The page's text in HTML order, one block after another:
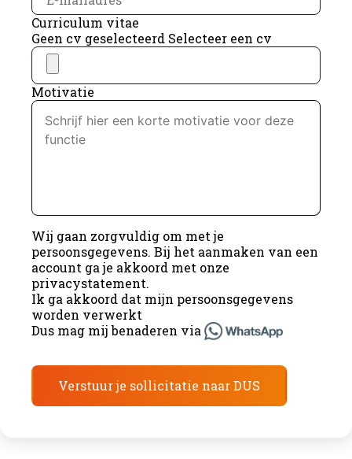
Curriculum vitae
Geen cv geselecteerd Selecteer een cv
Motivatie
Wij gaan zorgvuldig om met je
persoonsgegevens. Bij het aanmaken van een
account ga je akkoord met onze
privacystatement.
Ik ga akkoord dat mijn persoonsgegevens
worden verwerkt
Dus mag mij benaderen via
Verstuur je sollicitatie naar DUS